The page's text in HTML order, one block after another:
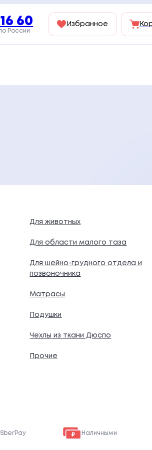
60
России
Избранное
Для животных
Для области малого таза
Для шейно-грудного отдела и
позвоночника
Матрасы
Подушки
Чехлы из ткани Дюспо
Прочие
SberPay Наличными